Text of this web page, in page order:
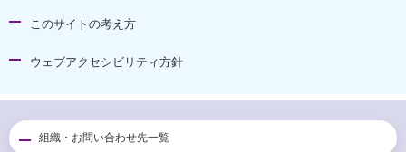
このサイトの考え方
ウェブアクセシビリティ方針
組織・お問い合わせ先一覧